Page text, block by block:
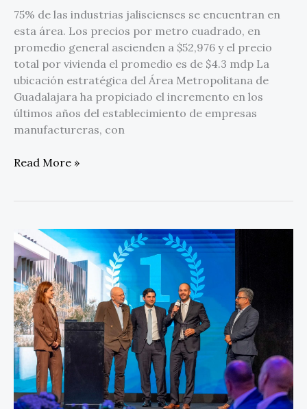
75% de las industrias jaliscienses se encuentran en
esta área. Los precios por metro cuadrado, en
promedio general ascienden a $52,976 y el precio
total por vivienda el promedio es de $4.3 mdp La
ubicación estratégica del Área Metropolitana de
Guadalajara ha propiciado el incremento en los
últimos años del establecimiento de empresas
manufactureras, con
Read More »
Vesta
Park
Apodaca
es
reconocido
en
los
GRI
Global
Awards
2025